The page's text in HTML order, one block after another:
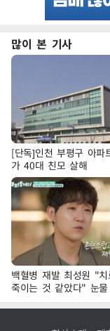
많이 본 기사
[단독]인천 부평구 아파
가 40대 친모 살해
백혈병 재발 최성원 "
죽이는 것 같았다" 눈물